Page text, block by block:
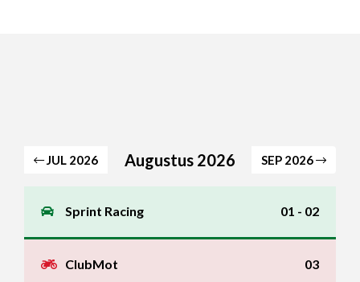
JUL 2026 Augustus 2026 SEP 2026
Sprint Racing 01 - 02
ClubMot 03